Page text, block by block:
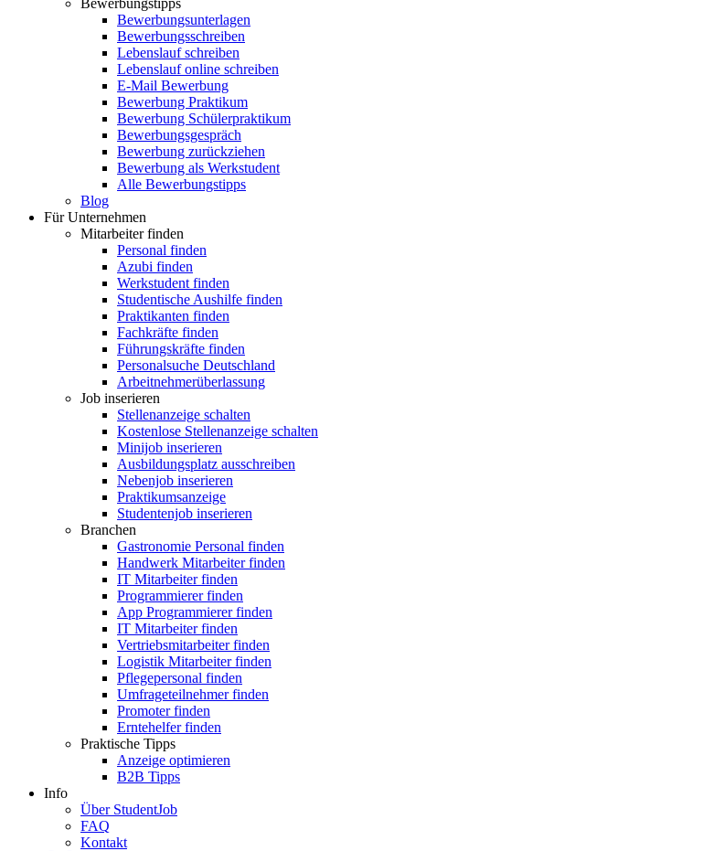
Bewerbungstipps
Bewerbungsunterlagen
Bewerbungsschreiben
Lebenslauf schreiben
Lebenslauf online schreiben
E-Mail Bewerbung
Bewerbung Praktikum
Bewerbung Schülerpraktikum
Bewerbungsgespräch
Bewerbung zurückziehen
Bewerbung als Werkstudent
Alle Bewerbungstipps
Blog
Für Unternehmen
Mitarbeiter finden
Personal finden
Azubi finden
Werkstudent finden
Studentische Aushilfe finden
Praktikanten finden
Fachkräfte finden
Führungskräfte finden
Personalsuche Deutschland
Arbeitnehmerüberlassung
Job inserieren
Stellenanzeige schalten
Kostenlose Stellenanzeige schalten
Minijob inserieren
Ausbildungsplatz ausschreiben
Nebenjob inserieren
Praktikumsanzeige
Studentenjob inserieren
Branchen
Gastronomie Personal finden
Handwerk Mitarbeiter finden
IT Mitarbeiter finden
Programmierer finden
App Programmierer finden
IT Mitarbeiter finden
Vertriebsmitarbeiter finden
Logistik Mitarbeiter finden
Pflegepersonal finden
Umfrageteilnehmer finden
Promoter finden
Erntehelfer finden
Praktische Tipps
Anzeige optimieren
B2B Tipps
Info
Über StudentJob
FAQ
Kontakt